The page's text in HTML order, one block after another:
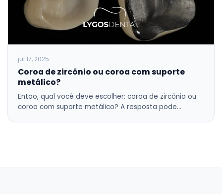
jul 17, 2025
Coroa de zircônio ou coroa com suporte
metálico?
Então, qual você deve escolher: coroa de zircônio ou
coroa com suporte metálico? A resposta pode…